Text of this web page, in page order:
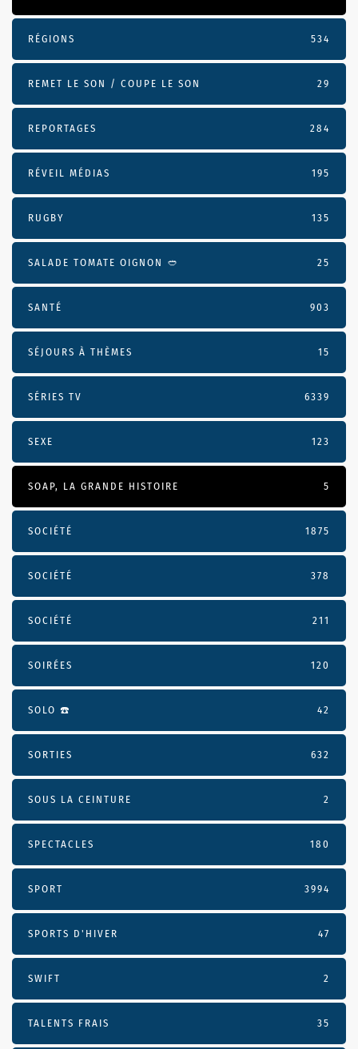
RÉGIONS 534
REMET LE SON / COUPE LE SON 29
REPORTAGES 284
RÉVEIL MÉDIAS 195
RUGBY 135
SALADE TOMATE OIGNON 🥙 25
SANTÉ 903
SÉJOURS À THÈMES 15
SÉRIES TV 6339
SEXE 123
SOAP, LA GRANDE HISTOIRE 5
SOCIÉTÉ 1875
SOCIÉTÉ 378
SOCIÉTÉ 211
SOIRÉES 120
SOLO ☎️ 42
SORTIES 632
SOUS LA CEINTURE 2
SPECTACLES 180
SPORT 3994
SPORTS D'HIVER 47
SWIFT 2
TALENTS FRAIS 35